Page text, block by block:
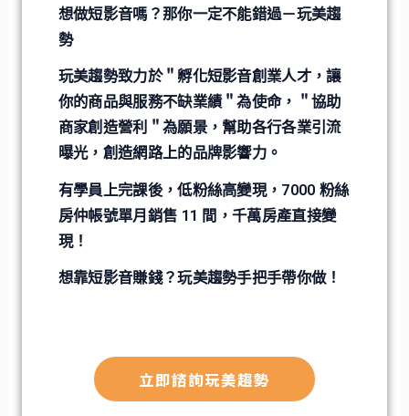
想做短影音嗎？那你一定不能錯過－玩美趨
勢
玩美趨勢致力於＂孵化短影音創業人才，讓
你的商品與服務不缺業績＂為使命，＂協助
商家創造營利＂為願景，幫助各行各業引流
曝光，創造網路上的品牌影響力。
有學員上完課後，低粉絲高變現，7000 粉絲
房仲帳號單月銷售 11 間，千萬房產直接變
現！
想靠短影音賺錢？玩美趨勢手把手帶你做！
立即諮詢玩美趨勢